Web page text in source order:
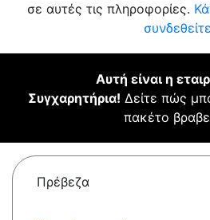
σε αυτές τις πληροφορίες.
Αυτή είναι η
Συγχαρητήρια! Δείτε πώς
πακέτο
Πρέβεζα